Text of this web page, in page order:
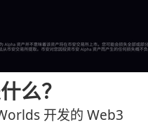
么？
开发的 Web3